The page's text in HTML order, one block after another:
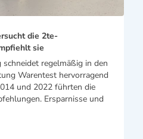
die 2te-
sie
regelmäßig in den
Warentest hervorragend
und 2022 führten die
Ersparnisse und